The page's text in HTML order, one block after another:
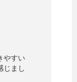
やすい
じまし